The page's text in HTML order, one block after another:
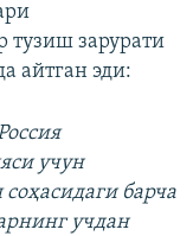
тузиш зарурати
айтган эди:
учун
барча
учдан